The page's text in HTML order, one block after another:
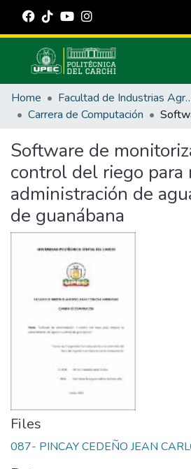
Communities & Collections
All of DSpace
Estadísticas Externas
Manuales
Home
Facultad de Industrias
Carrera de Computación
Software de
control del riego para
administración de
de guanábana
Files
087- PINCAY CEDEÑO JEAN